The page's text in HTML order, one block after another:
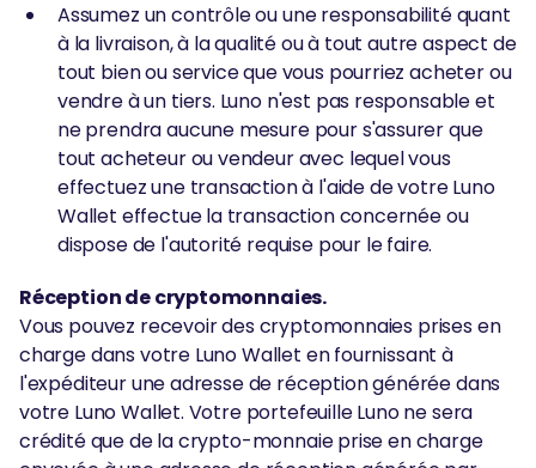
Assumez un contrôle ou une responsabilité quant
à la livraison, à la qualité ou à tout autre aspect de
tout bien ou service que vous pourriez acheter ou
vendre à un tiers. Luno n'est pas responsable et
ne prendra aucune mesure pour s'assurer que
tout acheteur ou vendeur avec lequel vous
effectuez une transaction à l'aide de votre Luno
Wallet effectue la transaction concernée ou
dispose de l'autorité requise pour le faire.
Réception de cryptomonnaies.
Vous pouvez recevoir des cryptomonnaies prises en
charge dans votre Luno Wallet en fournissant à
l'expéditeur une adresse de réception générée dans
votre Luno Wallet. Votre portefeuille Luno ne sera
crédité que de la crypto-monnaie prise en charge